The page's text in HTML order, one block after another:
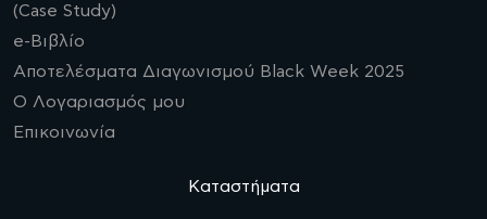
(Case Study)
e-Βιβλίο
Αποτελέσματα Διαγωνισμού Black Week 2025
Ο Λογαριασμός μου
Επικοινωνία
Καταστήματα